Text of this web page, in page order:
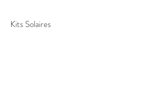
Kits Solaires